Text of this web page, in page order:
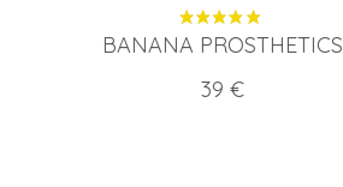
BANANA PROSTHETICS
Prix
39 €